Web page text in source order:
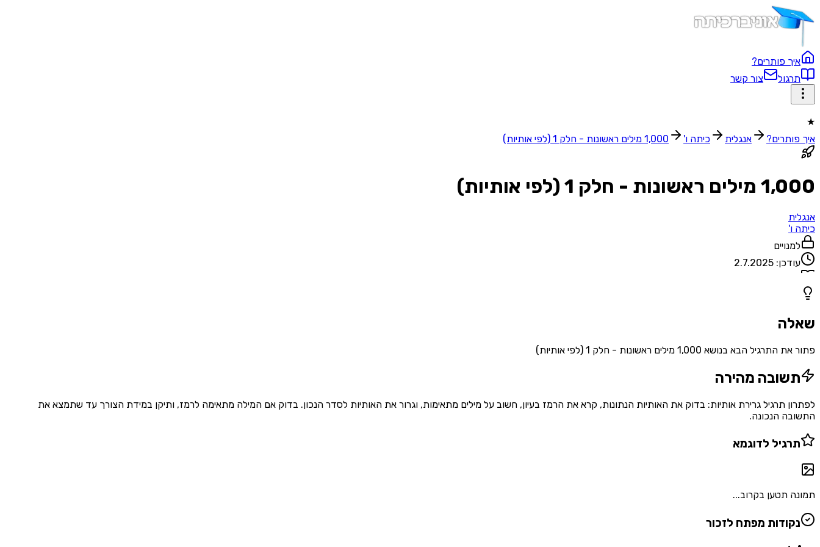
איך פותרים?
תרגול
צור קשר
★
איך פותרים?
אנגלית כיתה ו' 1,000 מילים ראשונות - חלק 1 (לפי אותיות)
1,000 מילים ראשונות - חלק 1 (לפי אותיות)
אנגלית
כיתה ו'
למנויים
עודכן: 2.7.2025
שאלה
פתור את התרגיל הבא בנושא 1,000 מילים ראשונות - חלק 1 (לפי אותיות)
תשובה מהירה
לפתרון תרגיל גרירת אותיות: בדוק את האותיות הנתונות, קרא את הרמז בעיון, חשוב על מילים מתאימות, וגרור את האותיות לסדר הנכון. בדוק אם המילה מתאימה לרמז, ותיקן במידת הצורך עד שתמצא את
התשובה הנכונה.
תרגיל לדוגמא
תמונה תטען בקרוב...
נקודות מפתח לזכור